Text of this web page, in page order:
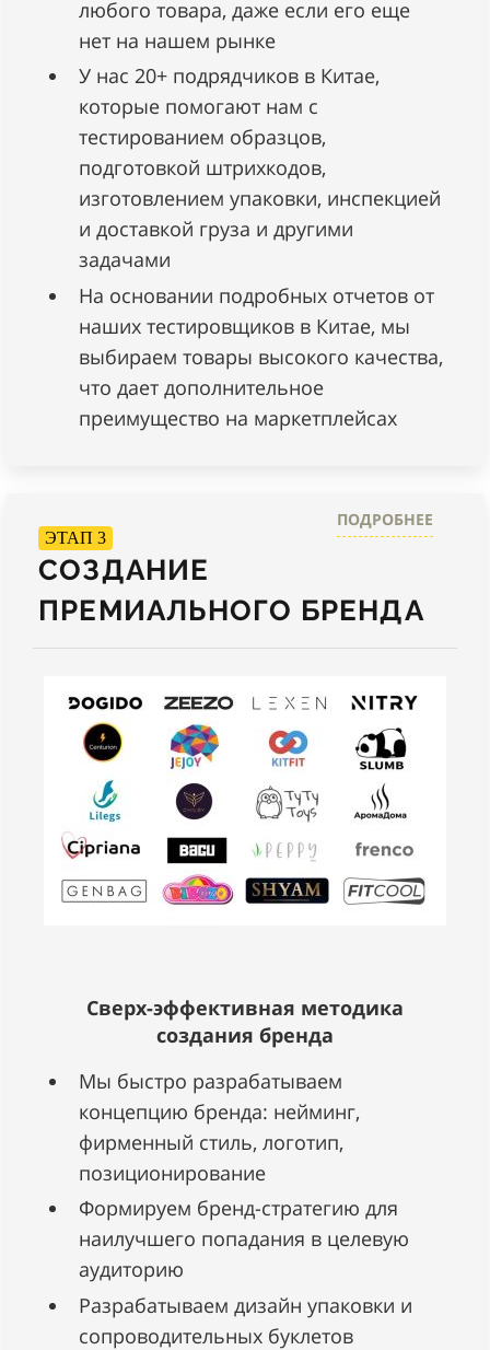
любого товара, даже если его еще
нет на нашем рынке
У нас 20+ подрядчиков в Китае,
которые помогают нам с
тестированием образцов,
подготовкой штрихкодов,
изготовлением упаковки, инспекцией
и доставкой груза и другими
задачами
На основании подробных отчетов от
наших тестировщиков в Китае, мы
выбираем товары высокого качества,
что дает дополнительное
преимущество на маркетплейсах
ЭТАП 3
СОЗДАНИЕ
ПРЕМИАЛЬНОГО БРЕНДА
ПОДРОБНЕЕ
Сверх-эффективная методика
создания бренда
Мы быстро разрабатываем
концепцию бренда: нейминг,
фирменный стиль, логотип,
позиционирование
Формируем бренд-стратегию для
наилучшего попадания в целевую
аудиторию
Разрабатываем дизайн упаковки и
сопроводительных буклетов